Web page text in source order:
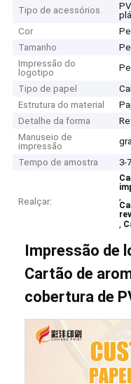
Tipo de acessórios
Cor
Tamanho
Impressão do
logotipo
Tipo de papel
Estrutura do material
Detalhe da forma
Manuseio de
impressão
Tempo de amostra
3-
Realçar: ,
,
Impressão de
Cartão de
cobertura de